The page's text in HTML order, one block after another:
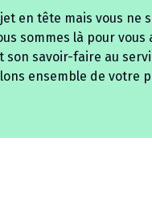
en tête mais vous ne
sommes là pour
son savoir-faire au
ensemble de votre